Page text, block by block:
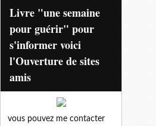
mindfulness
Livre "une semaine
pour guérir" pour
s'informer voici
l'Ouverture de sites
amis
vous pouvez me contacter